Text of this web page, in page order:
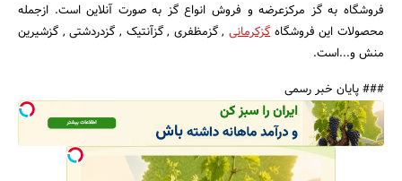
فروشگاه به گز مرکزعرضه و فروش انواع گز به صورت آنلاین است. ازجمله
محصولات این فروشگاه گزکرمانی, گزمظفری , گزآنتیک , گزدردشتی , گزشیرین
منش و...است.
### پایان خبر رسمی